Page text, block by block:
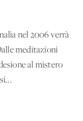
nel 2006 verrà
meditazioni
al mistero